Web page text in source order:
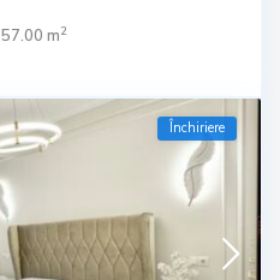
57.00 m2
Închiriere